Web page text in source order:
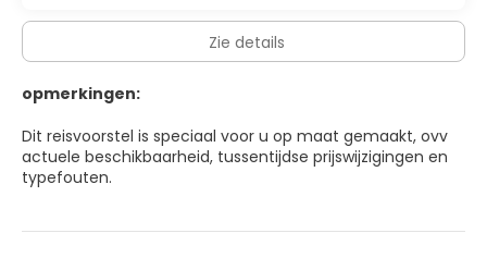
Zie details
opmerkingen:
Dit reisvoorstel is speciaal voor u op maat gemaakt, ovv
actuele beschikbaarheid, tussentijdse prijswijzigingen en
typefouten.